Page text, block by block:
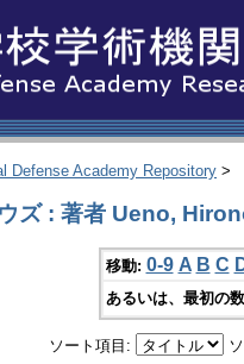
Defense Academy Repository >
ズ : 著者 Ueno,
移動: 0-9 A B C
あるいは、最初の
ソート項目: